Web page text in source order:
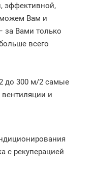
эффективной,
Вам и
за Вами только
всего
до 300 м/2 самые
и
с рекуперацией